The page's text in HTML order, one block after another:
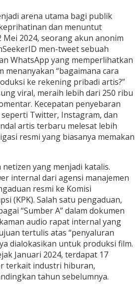
arena utama bagi publik
dan menuntut
Mei 2024, seorang akun anonim
men-tweet sebuah
WhatsApp yang memperlihatkan
“bagaimana cara
ke rekening pribadi artis?”
viral, meraih lebih dari 250 ribu
Kecepatan penyebaran
Twitter, Instagram, dan
artis terbaru melesat lebih
resmi yang biasanya memakan
yang menjadi katalis.
internal dari agensi manajemen
resmi ke Komisi
(KPK). Salah satu pengaduan,
“Sumber A” dalam dokumen
audio rapat internal yang
tertulis atas “penyaluran
dialokasikan untuk produksi film.
Januari 2024, terdapat 17
terkait industri hiburan,
tahun sebelumnya.